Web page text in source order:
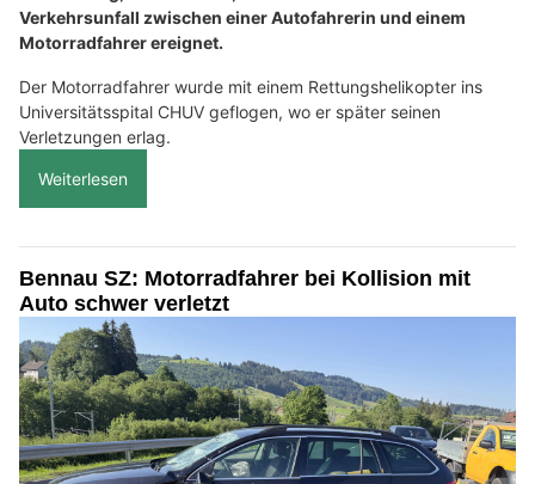
Verkehrsunfall zwischen einer Autofahrerin und einem
Motorradfahrer ereignet.
Der Motorradfahrer wurde mit einem Rettungshelikopter ins
Universitätsspital CHUV geflogen, wo er später seinen
Verletzungen erlag.
Weiterlesen
Bennau SZ: Motorradfahrer bei Kollision mit
Auto schwer verletzt